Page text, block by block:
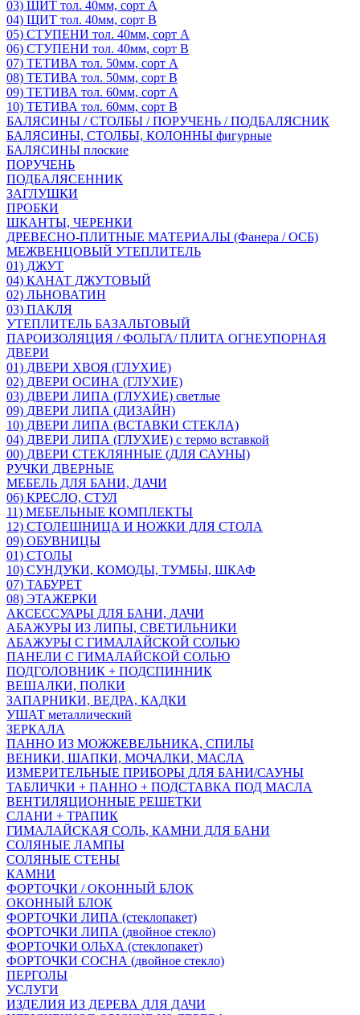
03) ЩИТ тол. 40мм, сорт А
04) ЩИТ тол. 40мм, сорт В
05) СТУПЕНИ тол. 40мм, сорт А
06) СТУПЕНИ тол. 40мм, сорт В
07) ТЕТИВА тол. 50мм, сорт А
08) ТЕТИВА тол. 50мм, сорт В
09) ТЕТИВА тол. 60мм, сорт А
10) ТЕТИВА тол. 60мм, сорт В
БАЛЯСИНЫ / СТОЛБЫ / ПОРУЧЕНЬ / ПОДБАЛЯСНИК
БАЛЯСИНЫ, СТОЛБЫ, КОЛОННЫ фигурные
БАЛЯСИНЫ плоские
ПОРУЧЕНЬ
ПОДБАЛЯСЕННИК
ЗАГЛУШКИ
ПРОБКИ
ШКАНТЫ, ЧЕРЕНКИ
ДРЕВЕСНО-ПЛИТНЫЕ МАТЕРИАЛЫ (Фанера / ОСБ)
МЕЖВЕНЦОВЫЙ УТЕПЛИТЕЛЬ
01) ДЖУТ
04) КАНАТ ДЖУТОВЫЙ
02) ЛЬНОВАТИН
03) ПАКЛЯ
УТЕПЛИТЕЛЬ БАЗАЛЬТОВЫЙ
ПАРОИЗОЛЯЦИЯ / ФОЛЬГА/ ПЛИТА ОГНЕУПОРНАЯ
ДВЕРИ
01) ДВЕРИ ХВОЯ (ГЛУХИЕ)
02) ДВЕРИ ОСИНА (ГЛУХИЕ)
03) ДВЕРИ ЛИПА (ГЛУХИЕ) светлые
09) ДВЕРИ ЛИПА (ДИЗАЙН)
10) ДВЕРИ ЛИПА (ВСТАВКИ СТЕКЛА)
04) ДВЕРИ ЛИПА (ГЛУХИЕ) с термо вставкой
00) ДВЕРИ СТЕКЛЯННЫЕ (ДЛЯ САУНЫ)
РУЧКИ ДВЕРНЫЕ
МЕБЕЛЬ ДЛЯ БАНИ, ДАЧИ
06) КРЕСЛО, СТУЛ
11) МЕБЕЛЬНЫЕ КОМПЛЕКТЫ
12) СТОЛЕШНИЦА И НОЖКИ ДЛЯ СТОЛА
09) ОБУВНИЦЫ
01) СТОЛЫ
10) СУНДУКИ, КОМОДЫ, ТУМБЫ, ШКАФ
07) ТАБУРЕТ
08) ЭТАЖЕРКИ
АКСЕССУАРЫ ДЛЯ БАНИ, ДАЧИ
АБАЖУРЫ ИЗ ЛИПЫ, СВЕТИЛЬНИКИ
АБАЖУРЫ С ГИМАЛАЙСКОЙ СОЛЬЮ
ПАНЕЛИ С ГИМАЛАЙСКОЙ СОЛЬЮ
ПОДГОЛОВНИК + ПОДСПИННИК
ВЕШАЛКИ, ПОЛКИ
ЗАПАРНИКИ, ВЕДРА, КАДКИ
УШАТ металлический
ЗЕРКАЛА
ПАННО ИЗ МОЖЖЕВЕЛЬНИКА, СПИЛЫ
ВЕНИКИ, ШАПКИ, МОЧАЛКИ, МАСЛА
ИЗМЕРИТЕЛЬНЫЕ ПРИБОРЫ ДЛЯ БАНИ/САУНЫ
ТАБЛИЧКИ + ПАННО + ПОДСТАВКА ПОД МАСЛА
ВЕНТИЛЯЦИОННЫЕ РЕШЕТКИ
СЛАНИ + ТРАПИК
ГИМАЛАЙСКАЯ СОЛЬ, КАМНИ ДЛЯ БАНИ
СОЛЯНЫЕ ЛАМПЫ
СОЛЯНЫЕ СТЕНЫ
КАМНИ
ФОРТОЧКИ / ОКОННЫЙ БЛОК
ОКОННЫЙ БЛОК
ФОРТОЧКИ ЛИПА (стеклопакет)
ФОРТОЧКИ ЛИПА (двойное стекло)
ФОРТОЧКИ ОЛЬХА (стеклопакет)
ФОРТОЧКИ СОСНА (двойное стекло)
ПЕРГОЛЫ
УСЛУГИ
ИЗДЕЛИЯ ИЗ ДЕРЕВА ДЛЯ ДАЧИ